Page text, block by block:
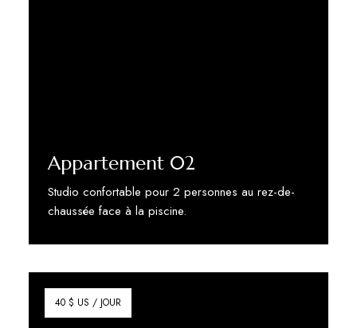
Appartement 02
Studio confortable pour 2 personnes au rez-de-
chaussée face à la piscine.
40 $ US / JOUR